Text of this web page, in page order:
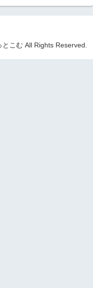
こむ All Rights Reserved.